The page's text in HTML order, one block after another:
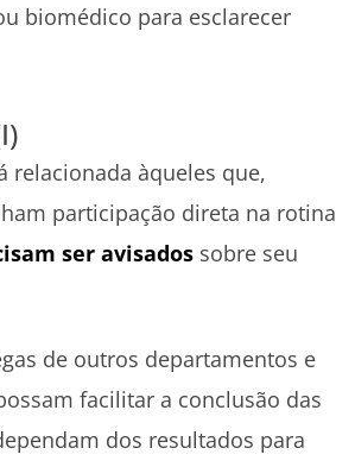
biomédico para esclarecer
relacionada àqueles que,
participação direta na rotina
ser avisados sobre seu
de outros departamentos e
facilitar a conclusão das
dos resultados para